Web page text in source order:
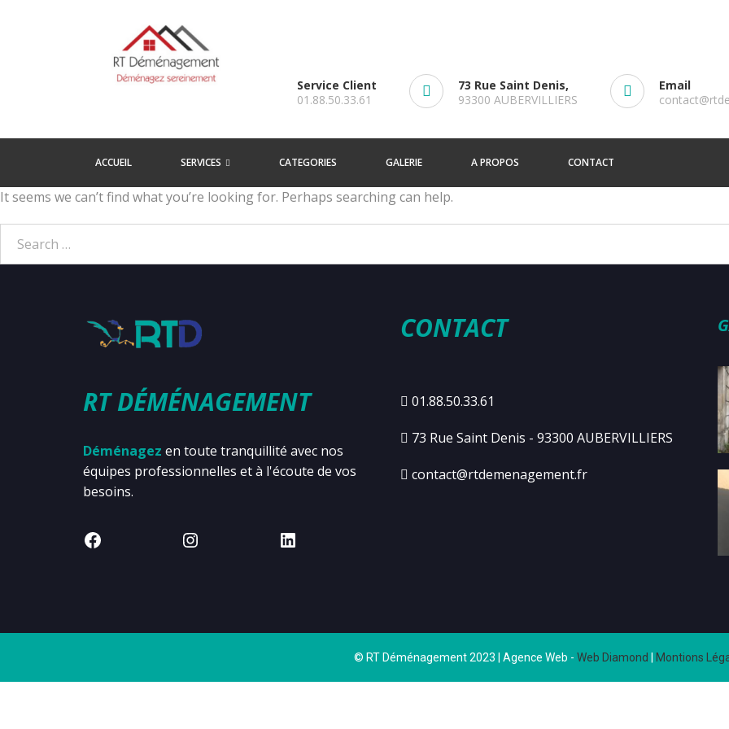
Service Client
01.88.50.33.61
73 Rue Saint Denis,
93300 AUBERVILLIERS
Email
ACCUEIL SERVICES CATEGORIES GALERIE A PROPOS CONTACT
It seems we can’t find what you’re looking for. Perhaps searching can help.
RT DÉMÉNAGEMENT
Déménagez en toute tranquillité avec nos
équipes professionnelles et à l'écoute de vos
besoins.
CONTACT
01.88.50.33.61
73 Rue Saint Denis - 93300 AUBERVILLIERS
contact@rtdemenagement.fr
© RT Déménagement 2023 | Agence Web - Web Diamond Montions